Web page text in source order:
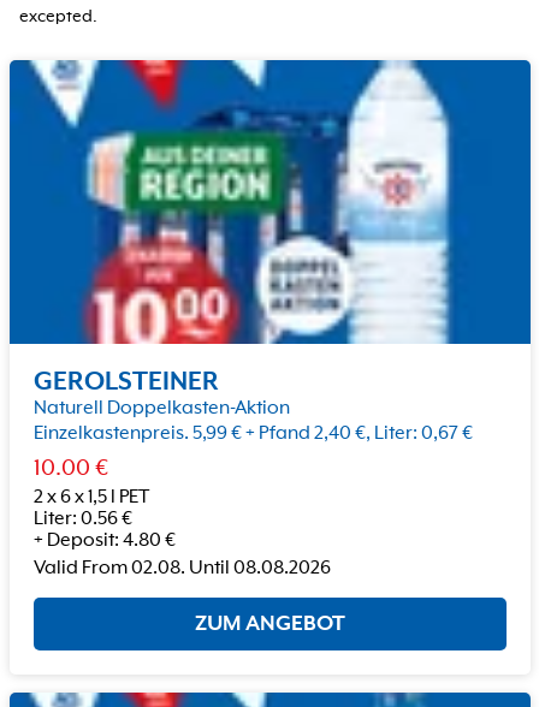
excepted.
GEROLSTEINER
Naturell Doppelkasten-Aktion
Einzelkastenpreis. 5,99 € + Pfand 2,40 €, Liter: 0,67 €
10.00 €
2 x 6 x 1,5 l PET
Liter: 0.56€
+ Deposit: 4.80 €
Valid From02.08. Until 08.08.2026
ZUM ANGEBOT